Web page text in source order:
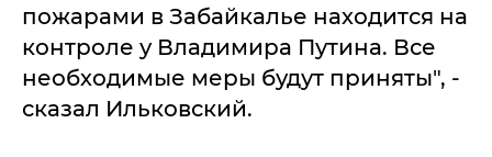
пожарами в Забайкалье находится на
контроле у Владимира Путина. Все
необходимые меры будут приняты", -
сказал Ильковский.